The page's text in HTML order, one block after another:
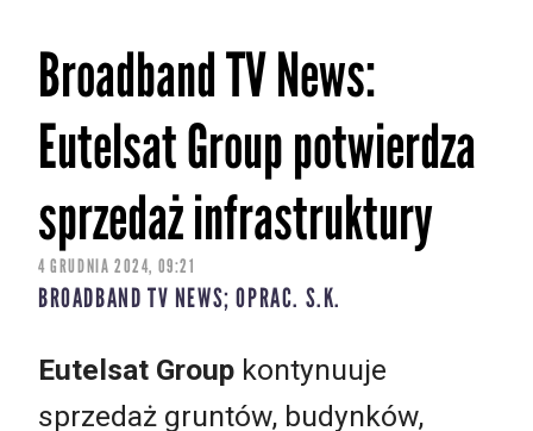
Broadband TV News:
Eutelsat Group potwierdza
sprzedaż infrastruktury
4 GRUDNIA 2024, 09:21
BROADBAND TV NEWS; OPRAC. S.K.
Eutelsat Group kontynuuje
sprzedaż gruntów, budynków,